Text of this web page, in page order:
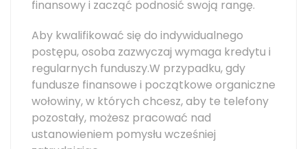
finansowy i zacząć podnosić swoją rangę.
Aby kwalifikować się do indywidualnego
postępu, osoba zazwyczaj wymaga kredytu i
regularnych funduszy.W przypadku, gdy
fundusze finansowe i początkowe organiczne
wołowiny, w których chcesz, aby te telefony
pozostały, możesz pracować nad
ustanowieniem pomysłu wcześniej